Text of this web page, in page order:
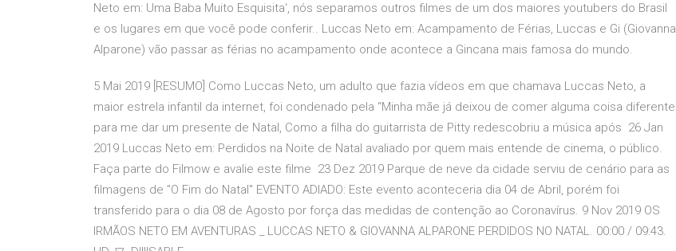
Neto em: Uma Baba Muito Esquisita‘, nós separamos outros filmes de um dos maiores youtubers do Brasil
e os lugares em que você pode conferir.. Luccas Neto em: Acampamento de Férias, Luccas e Gi (Giovanna
Alparone) vão passar as férias no acampamento onde acontece a Gincana mais famosa do mundo.
5 Mai 2019 [RESUMO] Como Luccas Neto, um adulto que fazia vídeos em que chamava Luccas Neto, a
maior estrela infantil da internet, foi condenado pela “Minha mãe já deixou de comer alguma coisa diferente
para me dar um presente de Natal, Como a filha do guitarrista de Pitty redescobriu a música após 26 Jan
2019 Luccas Neto em: Perdidos na Noite de Natal avaliado por quem mais entende de cinema, o público.
Faça parte do Filmow e avalie este filme 23 Dez 2019 Parque de neve da cidade serviu de cenário para as
filmagens de "O Fim do Natal" EVENTO ADIADO: Este evento aconteceria dia 04 de Abril, porém foi
transferido para o dia 08 de Agosto por força das medidas de contenção ao Coronavírus. 9 Nov 2019 OS
IRMÃOS NETO EM AVENTURAS _ LUCCAS NETO & GIOVANNA ALPARONE PERDIDOS NO NATAL. 00:00 / 09:43.